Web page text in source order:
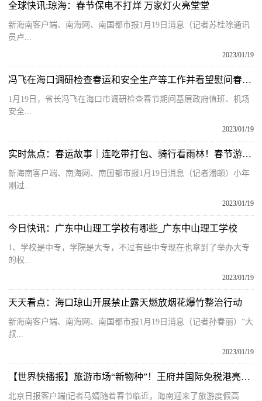
全球快讯:琼海：春节保电不打烊 万家灯火亮堂堂
新海南客户端、南海网、南国都市报1月19日消息（记者苏桂除通讯
员卢...
2023/01/19
冯飞在海口调研检查春运和安全生产等工作并看望慰问春节期间一线值班值守工作人员
1月19日，省长冯飞在海口市调研检查春节期间基层政府值班、机场
安全...
2023/01/19
实时焦点：春运故事｜连吃带打包、骑行看雨林！春节游海南出新模式
新海南客户端、南海网、南国都市报1月19日消息（记者潘頔）小年
刚过...
2023/01/19
今日快讯：广东中山理工学校有哪些_广东中山理工学校
1、学校是中专，学院是大专，不过有些中专现在也拿到了举办大专
的权...
2023/01/19
天天看点：海口琼山开展禁止露天燃放烟花爆竹整治行动
新海南客户端、南海网、南国都市报1月19日消息（记者孙春丽）“大
叔...
2023/01/19
【世界快播报】旅游市场“新物种”！王府井国际免税港亮相海南万宁
北京日报客户端|记者马婧随着春节临近，海南迎来了旅游度假高